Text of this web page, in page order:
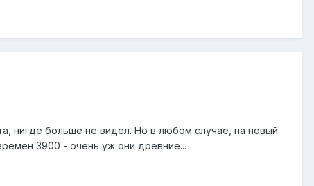
нигде больше не видел. Но в любом случае, на новый
3900 - очень уж они древние...